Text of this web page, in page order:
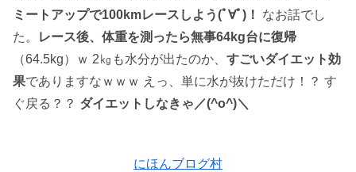
ミートアップで100kmレースしよう(ﾟ∀ﾟ)！ なお話でし
た。
レース後、体重を測ったら無事64kg台に復帰
（64.5kg）ｗ 2㎏も水分が出たのか、 すごいダイエット効
果でありますなｗｗｗ えっ、単に水が抜けただけ！？ す
ぐ戻る？？ ダイエットしなきゃ／(^o^)＼
にほんブログ村